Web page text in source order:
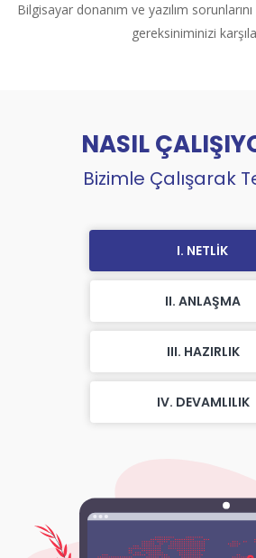
Bilgisayar donanım ve yazılım
gereksiniminizi
NASIL
Bizimle Çalışarak
I. NETLİK
II. ANLAŞMA
III. HAZIRLIK
IV. DEVAMLILIK